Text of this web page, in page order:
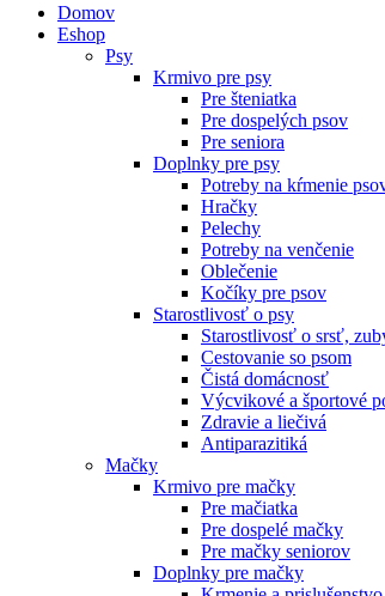
Domov
Eshop
Psy
Krmivo pre psy
Pre šteniatka
Pre dospelých psov
Pre seniora
Doplnky pre psy
Potreby na kŕmenie
Hračky
Pelechy
Potreby na venčenie
Oblečenie
Kočíky pre psov
Starostlivosť o psy
Starostlivosť o srsť,
Cestovanie so psom
Čistá domácnosť
Výcvikové a športové
Zdravie a liečivá
Antiparazitiká
Mačky
Krmivo pre mačky
Pre mačiatka
Pre dospelé mačky
Pre mačky seniorov
Doplnky pre mačky